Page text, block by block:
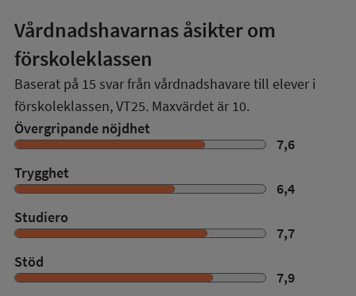
Vårdnadshavarnas åsikter om
förskoleklassen
Baserat på 15 svar från vårdnadshavare till elever i
förskoleklassen,VT25. Maxvärdet är 10.
Övergripande nöjdhet
7,6
Trygghet
6,4
Studiero
7,7
Stöd
7,9